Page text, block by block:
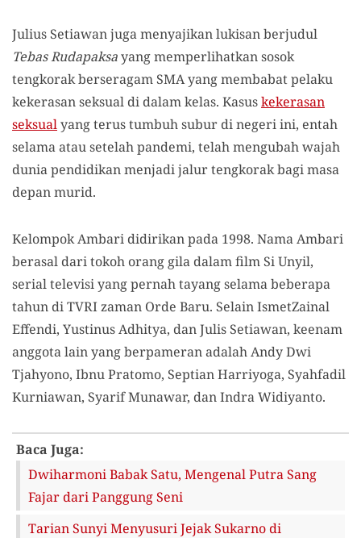
Julius Setiawan juga menyajikan lukisan berjudul
Tebas Rudapaksayang memperlihatkan sosok
tengkorak berseragam SMA yang membabat pelaku
kekerasan seksual di dalam kelas. Kasuskekerasan
seksualyang terus tumbuh subur di negeri ini, entah
selama atau setelah pandemi, telah mengubah wajah
dunia pendidikan menjadi jalur tengkorak bagi masa
depan murid.
Kelompok Ambari didirikan pada 1998. Nama Ambari
berasal dari tokoh orang gila dalam film Si Unyil,
serial televisi yang pernah tayang selama beberapa
tahun di TVRI zaman Orde Baru. Selain IsmetZainal
Effendi, Yustinus Adhitya, dan Julis Setiawan, keenam
anggota lain yang berpameran adalah Andy Dwi
Tjahyono, Ibnu Pratomo, Septian Harriyoga, Syahfadil
Kurniawan, Syarif Munawar, dan Indra Widiyanto.
Baca Juga:
Dwiharmoni Babak Satu, Mengenal Putra Sang
Fajar dari Panggung Seni
Tarian Sunyi Menyusuri Jejak Sukarno di